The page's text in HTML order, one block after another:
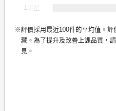
1顆星
評價採用最近100件的平均值。
藏。為了提升及改善上課品質，
見。